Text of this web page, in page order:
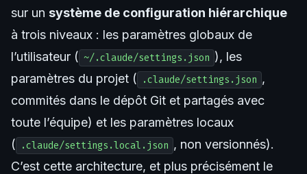
sur un système de configuration hiérarchique
à trois niveaux : les paramètres globaux de
l’utilisateur ( ~/.claude/settings.json ), les
paramètres du projet ( .claude/settings.json ,
commités dans le dépôt Git et partagés avec
toute l’équipe) et les paramètres locaux
( .claude/settings.local.json , non versionnés).
C’est cette architecture, et plus précisément le